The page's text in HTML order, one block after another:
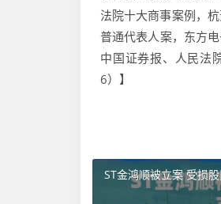
法院十大商事案例，
普通代表人案，东方
中国证券报、人民法
6）】
ST金鸿顺被立案 受损